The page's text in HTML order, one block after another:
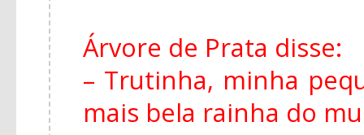
Árvore de Prata disse:
– Trutinha, minha
mais bela rainha do